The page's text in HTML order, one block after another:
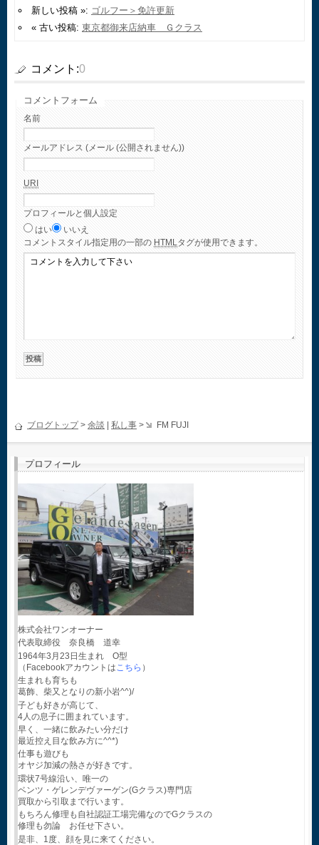
新しい投稿 »: ゴルフー＞免許更新
« 古い投稿: 東京都御来店納車 Ｇクラス
コメント:0
コメントフォーム
名前
メールアドレス (メール (公開されません))
URI
プロフィールと個人設定
はい
いいえ
コメント スタイル指定用の一部の HTMLタグが使用できます。
ブログトップ> 余談 私し事 > FM FUJI
プロフィール
株式会社ワンオーナー
代表取締役 奈良橋 道幸
1964年3月23日生まれ O型
（Facebookアカウントはこちら ）
生まれも育ちも
葛飾、柴又となりの新小岩^^)/
子ども好きが高じて、
4人の息子に囲まれています。
早く、一緒に飲みたい分だけ
最近控え目な飲み方に^^*)
仕事も遊びも
オヤジ加減の熱さが好きです。
環状7号線沿い、唯一の
ベンツ・ゲレンデヴァーゲン(Gクラス)専門店
買取から引取まで行います。
もちろん修理も自社認証工場完備なのでGクラスの
修理も勿論 お任せ下さい。
是非、1度、顔を見に来てください。